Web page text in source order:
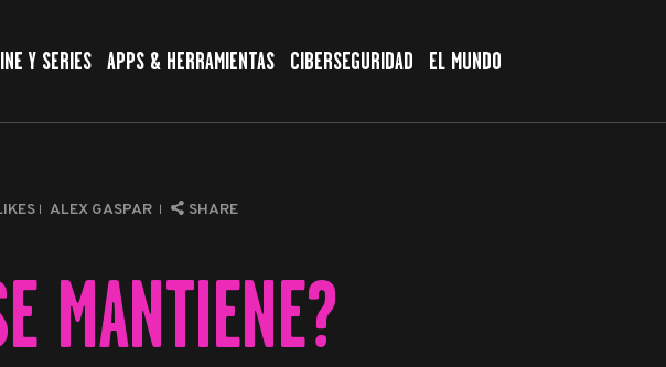
Y SERIES APPS & HERRAMIENTAS CIBERSEGURIDAD EL MUNDO
ALEX GASPAR SHARE
MANTIENE?